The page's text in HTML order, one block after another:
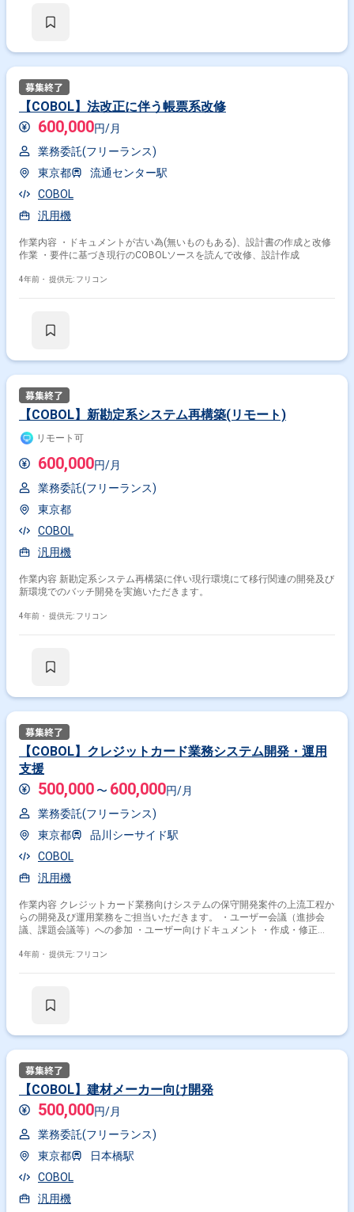
【COBOL】法改正に伴う帳票系改修
600,000円/月
業務委託(フリーランス)
東京都
流通センター駅
COBOL
汎用機
作業内容 ・ドキュメントが古い為(無いものもある)、設計書の作成と改修
作業 ・要件に基づき現行のCOBOLソースを読んで改修、設計作成
4年前・ 提供元: フリコン
【COBOL】新勘定系システム再構築(リモート)
リモート可
600,000円/月
業務委託(フリーランス)
東京都
COBOL
汎用機
作業内容 新勘定系システム再構築に伴い現行環境にて移行関連の開発及び
新環境でのバッチ開発を実施いただきます。
4年前・ 提供元: フリコン
【COBOL】クレジットカード業務システム開発・運用
支援
500,000 〜 600,000円/月
業務委託(フリーランス)
東京都
品川シーサイド駅
COBOL
汎用機
作業内容 クレジットカード業務向けシステムの保守開発案件の上流工程か
らの開発及び運用業務をご担当いただきます。 ・ユーザー会議（進捗会
議、課題会議等）への参加 ・ユーザー向けドキュメント ・作成・修正
4年前・ 提供元: フリコン
【COBOL】建材メーカー向け開発
500,000円/月
業務委託(フリーランス)
東京都
日本橋駅
COBOL
汎用機